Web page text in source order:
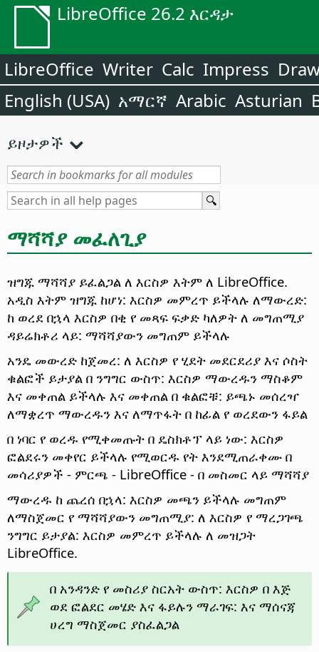
LibreOffice 26.2 እርዳታ
LibreOffice Writer Calc Impress
English (USA) አማርኛ Arabic Asturian
ይዞታዎች
ማሻሻያ መፈለጊያ
ዝግጁ ማሻሻያ ይፈልጋል ለ እርስዎ እትም ለ LibreOffice.
አዲስ እትም ዝግጁ ከሆነ: እርስዎ መምረጥ ይችላሉ ለማውረድ:
ከ ወረደ በኋላ እርስዎ በቂ የ መጻፍ ፍቃድ ካለዎት ለ መግጠሚያ
ዳይሬክቶሪ ላይ: ማሻሻያውን መግጠም ይችላሉ
አንዴ መውረድ ከጀመረ: ለ እርስዎ የ ሂደት መደርደሪያ እና ሶስት
ቁልፎች ይታያል በ ንግግር ውስጥ: እርስዎ ማውረዱን ማስቆም
እና መቀጠል ይችላሉ እና መቀጠል በ ቁልፎቹ: ይጫኑ መሰረዣ
ለማቋረጥ ማውረዱን እና ለማጥፋት በ ከፊል የ ወረደውን ፋይል
በ ነባር የ ወረዱ የሚቀመጡት በ ዴስክቶፕ ላይ ነው: እርስዎ
ፎልደሩን መቀየር ይችላሉ የሚወርዱ የት እንደሚጠራቀሙ በ
መሳሪያዎች - ምርጫ - LibreOffice - በ መስመር ላይ ማሻሻያ
ማውረዱ ከ ጨረሰ በኋላ: እርስዎ መጫን ይችላሉ መግጠም
ለማስጀመር የ ማሻሻያውን መግጠሚያ: ለ እርስዎ የ ማረጋገጫ
ንግግር ይታያል: እርስዎ መምረጥ ይችላሉ ለ መዝጋት
LibreOffice.
በ አንዳንድ የ መስሪያ ስርአት ውስጥ: እርስዎ በ እጅ
ወደ ፎልደር መሄድ እና ፋይሉን ማራገፍ: እና ማሰናጃ
ሀረግ ማስጀመር ያስፈልጋል